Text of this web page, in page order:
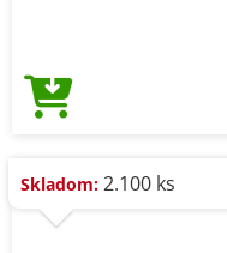
Skladom: 2.100 ks